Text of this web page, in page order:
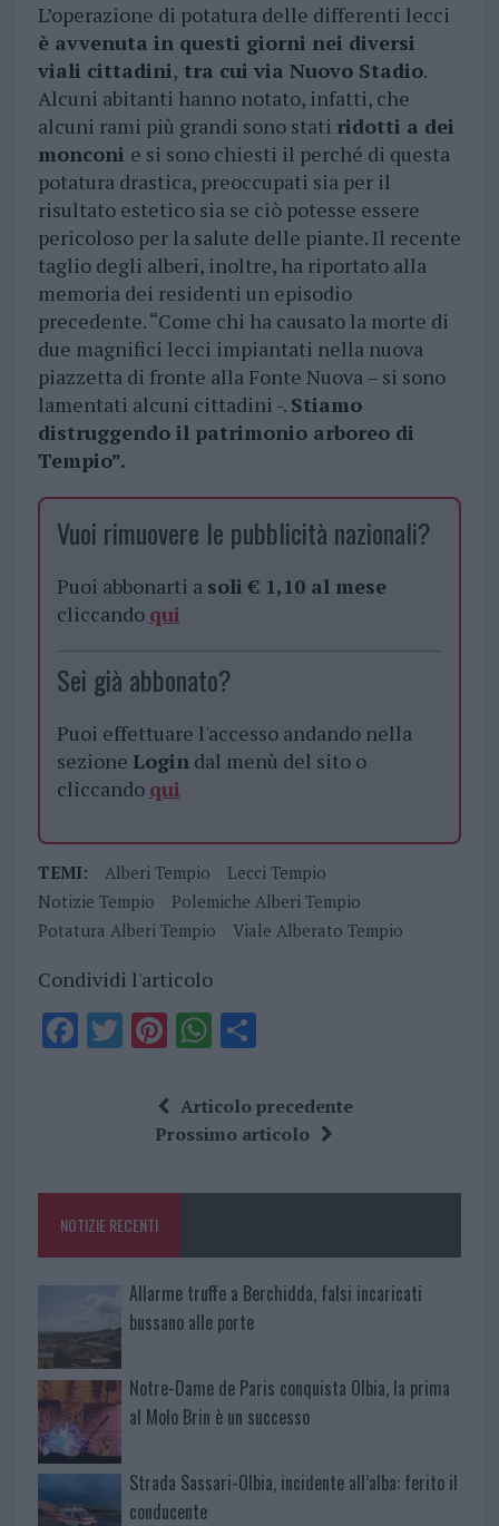
L’operazione di potatura delle differenti lecci
è avvenuta in questi giorni nei diversi
viali cittadini, tra cui via Nuovo Stadio.
Alcuni abitanti hanno notato, infatti, che
alcuni rami più grandi sono stati ridotti a dei
monconi e si sono chiesti il perché di questa
potatura drastica, preoccupati sia per il
risultato estetico sia se ciò potesse essere
pericoloso per la salute delle piante. Il recente
taglio degli alberi, inoltre, ha riportato alla
memoria dei residenti un episodio
precedente. “Come chi ha causato la morte di
due magnifici lecci impiantati nella nuova
piazzetta di fronte alla Fonte Nuova – si sono
lamentati alcuni cittadini -. Stiamo
distruggendo il patrimonio arboreo di
Tempio”.
Vuoi rimuovere le pubblicità nazionali?
Puoi abbonarti a soli € 1,10 al mese
cliccando qui
Sei già abbonato?
Puoi effettuare l'accesso andando nella
sezione Logindal menù del sito o
cliccando qui
TEMI: Alberi Tempio
Lecci Tempio
Notizie Tempio
Polemiche Alberi Tempio
Potatura Alberi Tempio
Viale Alberato Tempio
Condividi l'articolo
F
o
k
T Pi
te
re
W
at
s
p
S
a
re
Articolo precedente
Prossimo articolo
NOTIZIE RECENTI
Allarme truffe a Berchidda, falsi incaricati
bussano alle porte
Notre-Dame de Paris conquista Olbia, la prima
al Molo Brin è un successo
Strada Sassari-Olbia, incidente all’alba: ferito il
conducente